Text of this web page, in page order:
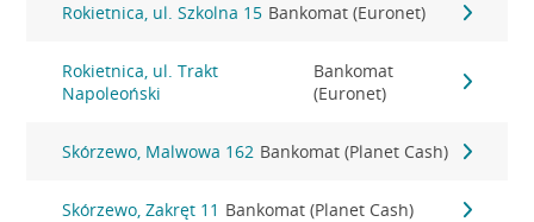
Rokietnica, ul. Szkolna 15 Bankomat (Euronet)
Rokietnica, ul. Trakt
Napoleoński
Bankomat
(Euronet)
Skórzewo, Malwowa 162 Bankomat (Planet Cash)
Skórzewo, Zakręt 11 Bankomat (Planet Cash)